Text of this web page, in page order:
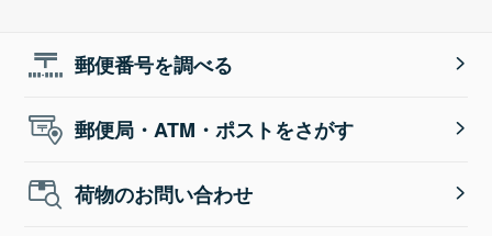
郵便番号を調べる
郵便局・ATM・ポストをさがす
荷物のお問い合わせ